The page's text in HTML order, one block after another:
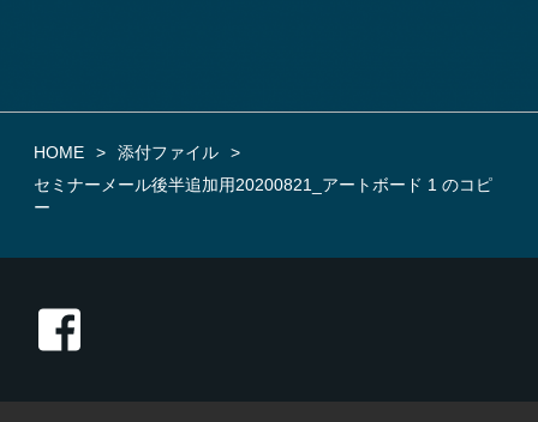
HOME
添付ファイル
セミナーメール後半追加用20200821_アートボード 1 のコピ
ー